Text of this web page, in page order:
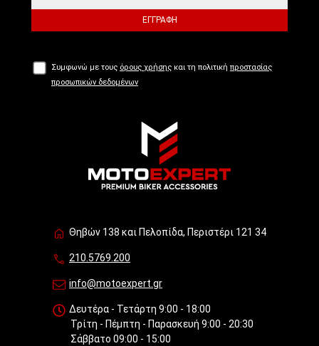
ΕΓΓΡΑΦΉ
Συμφωνώ με τους όρους χρήσης και τη πολιτική προστασίας
προσωπικών δεδομένων
Θηβών 138 και Πελοπίδα, Περιστέρι 121 34
210.5769.200
info@motoexpert.gr
Δευτέρα - Τετάρτη 9:00 - 18:00
Τρίτη - Πέμπτη - Παρασκευή 9:00 - 20:30
Σάββατο 09:00 - 15:00